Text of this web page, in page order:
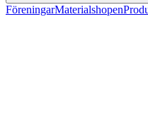
FöreningarMaterialshopen